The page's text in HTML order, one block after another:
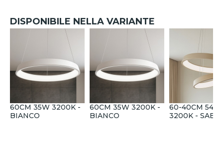
DISPONIBILE NELLA VARIANTE
60CM 35W 3200K -
BIANCO
60CM 35W 3200K -
BIANCO
60-40CM 54W
3200K -